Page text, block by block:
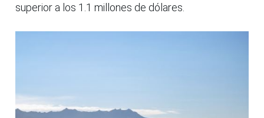
superior a los 1.1 millones de dólares.